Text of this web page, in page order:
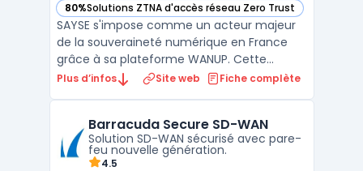
80%Solutions ZTNA d'accès réseau Zero Trust
— voir Sayse dans cette catégorie
SAYSE s'impose comme un acteur majeur
de la souveraineté numérique en France
grâce à sa plateforme WANUP. Cette
solution de SD-WAN permet aux entreprises
plusieurs types d'accès comme la fibre
optique, la 4G/5G ou le satel ...
Plus d’infos Site web Fiche complète
Barracuda Secure SD-WAN
Solution SD-WAN sécurisé avec pare-
feu nouvelle génération.
4.5